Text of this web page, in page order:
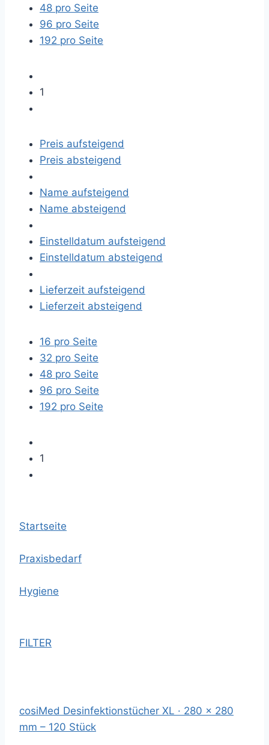
48 pro Seite
96 pro Seite
192 pro Seite
1
Preis aufsteigend
Preis absteigend
Name aufsteigend
Name absteigend
Einstelldatum aufsteigend
Einstelldatum absteigend
Lieferzeit aufsteigend
Lieferzeit absteigend
16 pro Seite
32 pro Seite
48 pro Seite
96 pro Seite
192 pro Seite
1
Startseite
Praxisbedarf
Hygiene
FILTER
cosiMed Desinfektionstücher XL · 280 x 280
mm – 120 Stück